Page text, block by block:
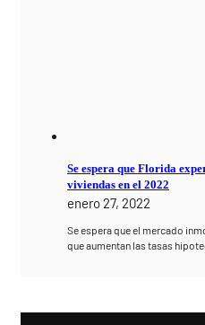
Se espera que Florida
viviendas en el 2022
enero 27, 2022
Se espera que el mercado
que aumentan las tasas